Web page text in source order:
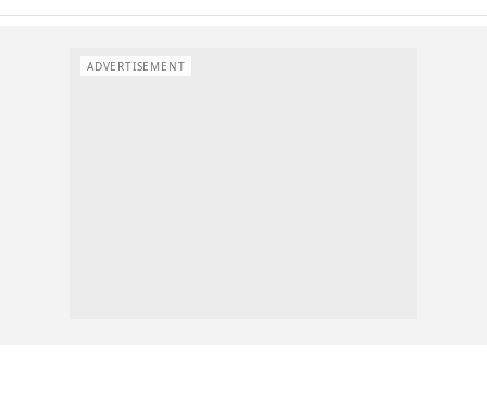
ADVERTISEMENT